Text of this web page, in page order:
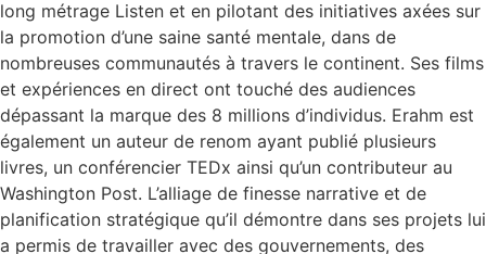
long métrage Listen et en pilotant des initiatives axées sur
la promotion d’une saine santé mentale, dans de
nombreuses communautés à travers le continent. Ses films
et expériences en direct ont touché des audiences
dépassant la marque des 8 millions d’individus. Erahm est
également un auteur de renom ayant publié plusieurs
livres, un conférencier TEDx ainsi qu’un contributeur au
Washington Post. L’alliage de finesse narrative et de
planification stratégique qu’il démontre dans ses projets lui
a permis de travailler avec des gouvernements, des